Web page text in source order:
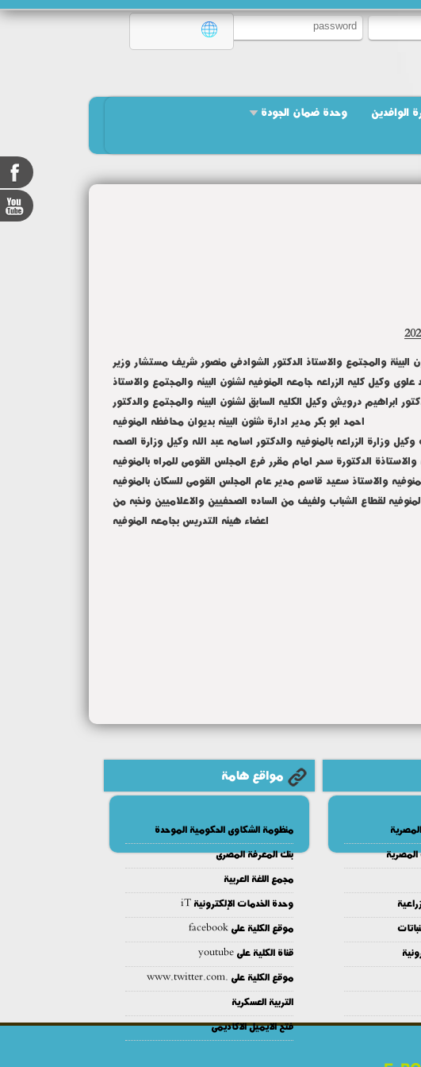
الوافدين
وحدة ضمان الجودة
البيئة والمجتمع والاستاذ الدكتور الشوادفى منصور شريف مستشار وزير
وكيل كليه الزراعه جامعه المنوفيه لشئون البيئه والمجتمع والاستاذ
ابراهيم درويش وكيل الكليه السابق لشئون البيئه والمجتمع والدكتور
احمد ابو بكر مدير ادارة شئون البيئه بديوان محافظه المنوفيه
وزارة الزراعه بالمنوفيه والدكتور اسامه عبد الله وكيل وزارة الصحه
الدكتورة سحر امام مقرر فرع المجلس القومى للمراه بالمنوفيه
والاستاذ سعيد قاسم مدير عام المجلس القومى للسكان بالمنوفيه
لقطاع الشباب ولفيف من الساده الصحفيين والاعلاميين ونخبه من
اعضاء هيئه التدريس بجامعه المنوفيه
المصرية
مواقع هامة
منظومة الشكاوى الحكومية الموحدة
بنك المعرفة المصرى
مجمع اللغة العربية
وحدة الخدمات الإلكترونية iT
موقع الكلية على facebook
قناة الكلية على youtube
موقع الكلية على .www.twitter.com
التربية العسكرية
فتح الايميل الاكاديمى